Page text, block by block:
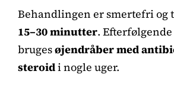
Behandlingen er smertefri og
15–30 minutter.
brugesøjendråber med
steroidi nogle uger.